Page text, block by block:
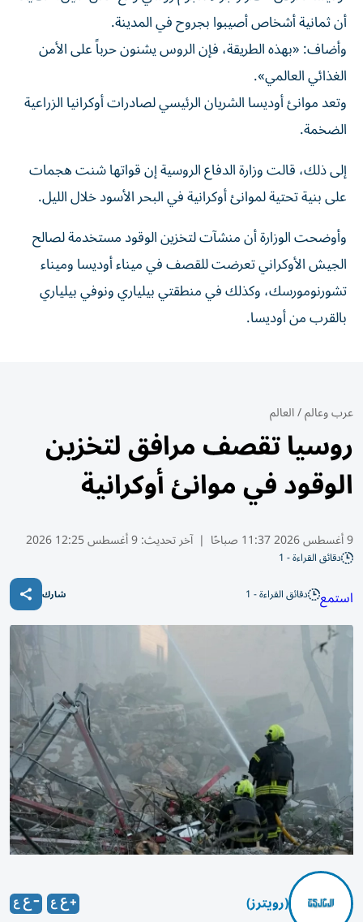
أن ​ثمانية أشخاص ‌أصيبوا بجروح في ⁠المدينة.
وأضاف: «بهذه الطريقة، فإن الروس يشنون ​حرباً ‌على ‌الأمن
الغذائي العالمي».
وتعد موانئ ‌أوديسا الشريان ‌الرئيسي ⁠لصادرات ‌أوكرانيا الزراعية
الضخمة.
إلى ذلك، قالت ‌وزارة الدفاع الروسية ⁠إن قواتها شنت ‌هجمات
على ‌بنية تحتية لموانئ ‌أوكرانية في البحر ⁠الأسود خلال الليل.
وأوضحت الوزارة أن منشآت لتخزين الوقود مستخدمة لصالح
الجيش الأوكراني تعرضت للقصف ‌في ميناء أوديسا وميناء
⁠تشورنومورسك، وكذلك في منطقتي بيلياري ونوفي بيلياري
‌بالقرب ‌من أوديسا.
عرب وعالم/العالم
روسيا تقصف مرافق لتخزين
الوقود في موانئ أوكرانية
9 أغسطس 2026 11:37 صباحًا | آخر تحديث:9 أغسطس 12:25 2026
دقائق القراءة - 1
استمع دقائق القراءة - 1 شارك
(رويترز)